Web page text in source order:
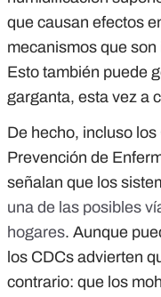
que causan efectos
mecanismos que
Esto también puede
garganta, esta vez a
De hecho, incluso
Prevención de
señalan que los
una de las posibles
hogares. Aunque
los CDCs advierten
contrario: que los